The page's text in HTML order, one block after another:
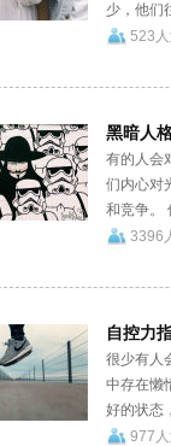
少，他们
523
黑暗人
有的人会
们内心对
和竞争。
3396
自控力
很少有人
中存在懒
好的状态
977